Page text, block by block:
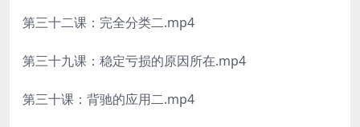
第三十二课：完全分类二.mp4
第三十九课：稳定亏损的原因所在.mp4
第三十课：背驰的应用二.mp4